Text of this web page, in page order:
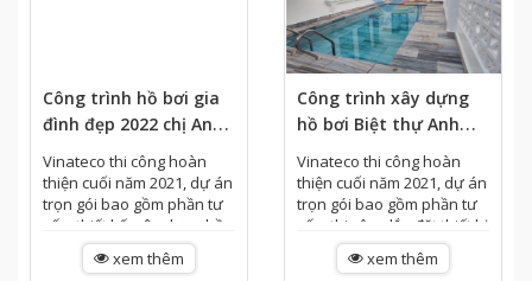
Công trình hồ bơi gia
đình đẹp 2022 chị Anh
Thư - Nhà Bè
Vinateco thi công hoàn
thiện cuối năm 2021, dự án
trọn gói bao gồm phần tư
vấn, thiết kế, xây dựng hồ
bơi, thi công lắp đặt thiết bị
hồ bơi gia đình chi Anh...
xem thêm
Công trình xây dựng
hồ bơi Biệt thự Anh
Thiện - Xà Bang, Châu
Đức
Vinateco thi công hoàn
thiện cuối năm 2021, dự án
trọn gói bao gồm phần tư
vấn, thi công lắp đặt thiết bị
hồ bơi gia đình Anh Thiện –
Xà Bang, Châu Đức, Bà...
xem thêm